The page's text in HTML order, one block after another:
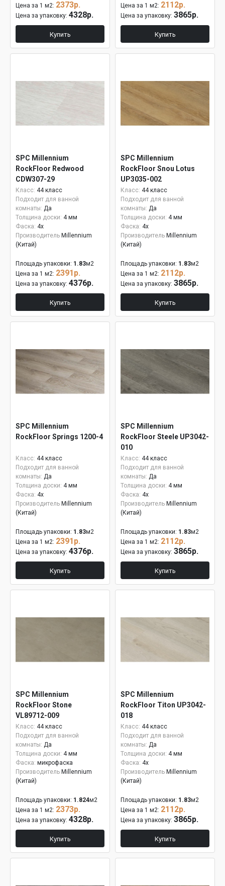
Цена за 1 м2: 2373р.
Цена за упаковку: 4328р.
Купить
Цена за 1 м2: 2112р.
Цена за упаковку: 3865р.
Купить
SPC Millennium
RockFloor Redwood
CDW307-29
Класс: 44 класс
Подходит для ванной
комнаты: Да
Толщина доски: 4 мм
Фаска: 4x
Производитель Millennium
(Китай)
Площадь упаковки: 1.83м2
Цена за 1 м2: 2391р.
Цена за упаковку: 4376р.
Купить
SPC Millennium
RockFloor Snou Lotus
UP3035-002
Класс: 44 класс
Подходит для ванной
комнаты: Да
Толщина доски: 4 мм
Фаска: 4x
Производитель Millennium
(Китай)
Площадь упаковки: 1.83м2
Цена за 1 м2: 2112р.
Цена за упаковку: 3865р.
Купить
SPC Millennium
RockFloor Springs 1200-4
Класс: 44 класс
Подходит для ванной
комнаты: Да
Толщина доски: 4 мм
Фаска: 4x
Производитель Millennium
(Китай)
Площадь упаковки: 1.83м2
Цена за 1 м2: 2391р.
Цена за упаковку: 4376р.
Купить
SPC Millennium
RockFloor Steele UP3042-
010
Класс: 44 класс
Подходит для ванной
комнаты: Да
Толщина доски: 4 мм
Фаска: 4x
Производитель Millennium
(Китай)
Площадь упаковки: 1.83м2
Цена за 1 м2: 2112р.
Цена за упаковку: 3865р.
Купить
SPC Millennium
RockFloor Stone
VL89712-009
Класс: 44 класс
Подходит для ванной
комнаты: Да
Толщина доски: 4 мм
Фаска: микрофаска
Производитель Millennium
(Китай)
Площадь упаковки: 1.824м2
Цена за 1 м2: 2373р.
Цена за упаковку: 4328р.
Купить
SPC Millennium
RockFloor Titon UP3042-
018
Класс: 44 класс
Подходит для ванной
комнаты: Да
Толщина доски: 4 мм
Фаска: 4x
Производитель Millennium
(Китай)
Площадь упаковки: 1.83м2
Цена за 1 м2: 2112р.
Цена за упаковку: 3865р.
Купить